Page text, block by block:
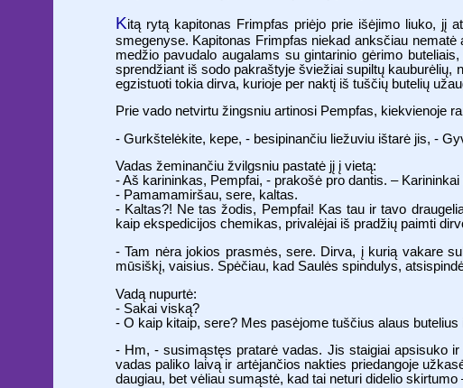
Kitą rytą kapitonas Frimpfas priėjo prie išėjimo liuko, jį
smegenyse. Kapitonas Frimpfas niekad anksčiau
medžio pavudalo augalams su gintarinio gėrimo
sprendžiant iš sodo pakraštyje šviežiai supiltų kauburėlių,
egzistuoti tokia dirva, kurioje per naktį iš tuščių butelių
Prie vado netvirtu žingsniu artinosi Pempfas, kiekvienoje
- Gurkštelėkite, kepe, - besipinančiu liežuviu ištarė jis, -
Vadas žeminančiu žvilgsniu pastatė jį į vietą:
- Aš karininkas, Pempfai, - prakošė pro dantis. – Karininkai
- Pamamamiršau, sere, kaltas.
- Kaltas?! Ne tas žodis, Pempfai! Kas tau ir tavo
kaip ekspedicijos chemikas, privalėjai iš pradžių paimti
- Tam nėra jokios prasmės, sere. Dirva, į kurią vakare
mūsiškį, vaisius. Spėčiau, kad Saulės spindulys,
Vadą nupurtė:
- Sakai viską?
- O kaip kitaip, sere? Mes pasėjome tuščius alaus
- Hm, - susimąstęs pratarė vadas. Jis staigiai apsisuko
vadas paliko laivą ir artėjančios nakties priedangoje
daugiau, bet vėliau sumąstė, kad tai neturi didelio